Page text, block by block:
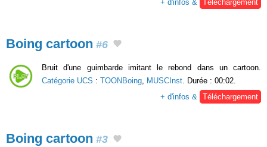
+ d'infos &
Téléchargement
Boing cartoon #6
Bruit d'une guimbarde imitant le rebond dans un cartoon.
Catégorie UCS : TOONBoing, MUSCInst. Durée : 00:02.
+ d'infos & Téléchargement
Boing cartoon #3